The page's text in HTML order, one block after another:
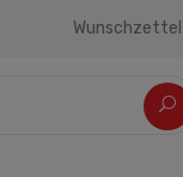
Wunschzettel